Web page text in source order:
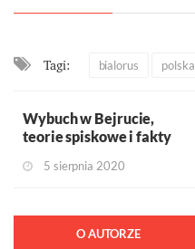
Tagi: bialorus polska
Wybuch w Bejrucie,
teorie spiskowe i fakty
5 sierpnia 2020
O AUTORZE